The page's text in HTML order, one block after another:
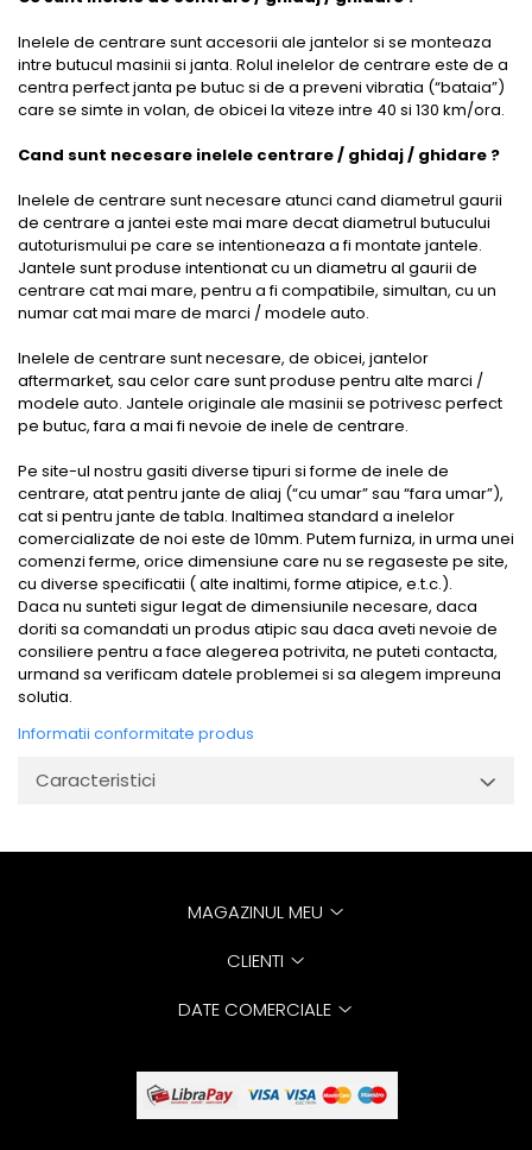
Inelele de centrare sunt accesorii ale jantelor si se monteaza
intre butucul masinii si janta. Rolul inelelor de centrare este de a
centra perfect janta pe butuc si de a preveni vibratia (“bataia”)
care se simte in volan, de obicei la viteze intre 40 si 130 km/ora.
Cand sunt necesare inelele centrare / ghidaj / ghidare ?
Inelele de centrare sunt necesare atunci cand diametrul gaurii
de centrare a jantei este mai mare decat diametrul butucului
autoturismului pe care se intentioneaza a fi montate jantele.
Jantele sunt produse intentionat cu un diametru al gaurii de
centrare cat mai mare, pentru a fi compatibile, simultan, cu un
numar cat mai mare de marci / modele auto.
Inelele de centrare sunt necesare, de obicei, jantelor
aftermarket, sau celor care sunt produse pentru alte marci /
modele auto. Jantele originale ale masinii se potrivesc perfect
pe butuc, fara a mai fi nevoie de inele de centrare.
Pe site-ul nostru gasiti diverse tipuri si forme de inele de
centrare, atat pentru jante de aliaj (“cu umar” sau “fara umar”),
cat si pentru jante de tabla. Inaltimea standard a inelelor
comercializate de noi este de 10mm. Putem furniza, in urma unei
comenzi ferme, orice dimensiune care nu se regaseste pe site,
cu diverse specificatii ( alte inaltimi, forme atipice, e.t.c.).
Daca nu sunteti sigur legat de dimensiunile necesare, daca
doriti sa comandati un produs atipic sau daca aveti nevoie de
consiliere pentru a face alegerea potrivita, ne puteti contacta,
urmand sa verificam datele problemei si sa alegem impreuna
solutia.
Informatii conformitate produs
Caracteristici
MAGAZINUL MEU
CLIENTI
DATE COMERCIALE